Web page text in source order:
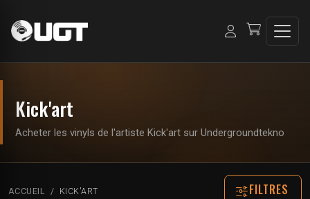
Kick'art
Acheter les vinyls de l'artiste Kick'art sur Undergroundtekno
ACCUEIL KICK'ART FILTRES